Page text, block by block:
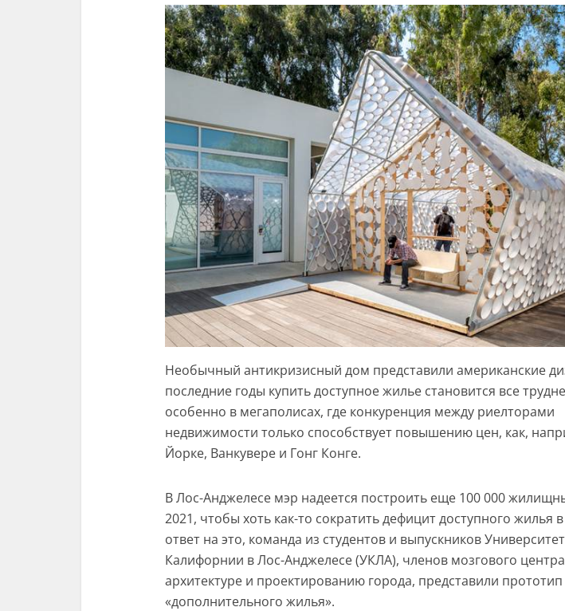
Необычный антикризисный дом представили американские
последние годы купить доступное жилье становится все
особенно в мегаполисах, где конкуренция между риелторами
недвижимости только способствует повышению цен, как,
Йорке, Ванкувере и Гонг Конге.
В Лос-Анджелесе мэр надеется построить еще 100 000
2021, чтобы хоть как-то сократить дефицит доступного жилья
ответ на это, команда из студентов и выпускников
Калифорнии в Лос-Анджелесе (УКЛА), членов мозгового
архитектуре и проектированию города, представили прототип
«дополнительного жилья».